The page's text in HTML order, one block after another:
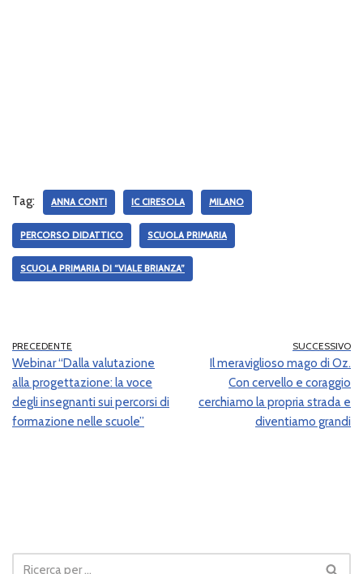
Tag: ANNA CONTI IC CIRESOLA MILANO
PERCORSO DIDATTICO SCUOLA PRIMARIA
SCUOLA PRIMARIA DI “VIALE BRIANZA”
PRECEDENTE
Webinar “Dalla valutazione
alla progettazione: la voce
degli insegnanti sui percorsi di
formazione nelle scuole”
SUCCESSIVO
Il meraviglioso mago di Oz.
Con cervello e coraggio
cerchiamo la propria strada e
diventiamo grandi